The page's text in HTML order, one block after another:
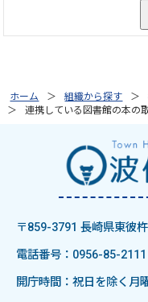
ホーム 組織から探す
連携している図書館の本の
〒859-3791 長崎県東彼
電話番号：0956-85-2111
開庁時間：祝日を除く月